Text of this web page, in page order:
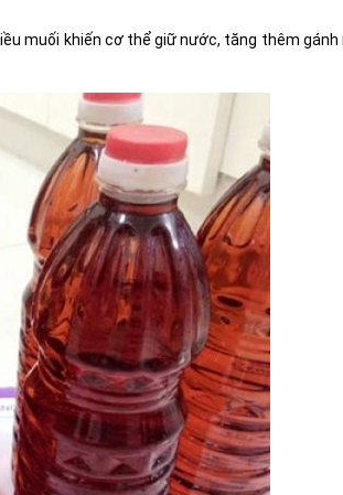
muối khiến cơ thể giữ nước, tăng thêm gánh